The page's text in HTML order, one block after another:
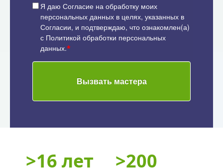
Я даю Согласие на обработку моих
персональных данных в целях, указанных в
Согласии, и подтверждаю, что ознакомлен(а)
с Политикой обработки персональных
данных.*
Вызвать мастера
>16 лет >200